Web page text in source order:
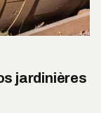
jardinières